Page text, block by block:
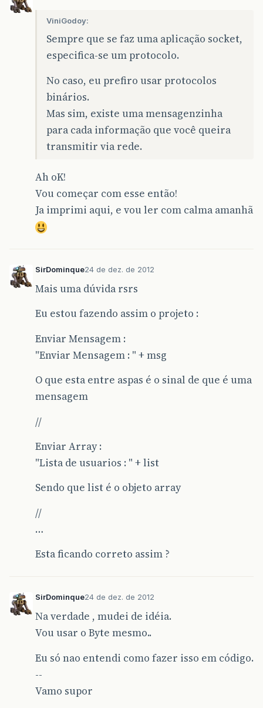
ViniGodoy:
Sempre que se faz uma aplicação socket,
especifica-se um protocolo.
No caso, eu prefiro usar protocolos
binários.
Mas sim, existe uma mensagenzinha
para cada informação que você queira
transmitir via rede.
Ah oK!
Vou começar com esse então!
Ja imprimi aqui, e vou ler com calma amanhã
SirDominque24 de dez. de 2012
Mais uma dúvida rsrs
Eu estou fazendo assim o projeto :
Enviar Mensagem :
"Enviar Mensagem : " + msg
O que esta entre aspas é o sinal de que é uma
mensagem
//
Enviar Array :
"Lista de usuarios : " + list
Sendo que list é o objeto array
//
…
Esta ficando correto assim ?
SirDominque24 de dez. de 2012
Na verdade , mudei de idéia.
Vou usar o Byte mesmo..
Eu só nao entendi como fazer isso em código.
--
Vamo supor